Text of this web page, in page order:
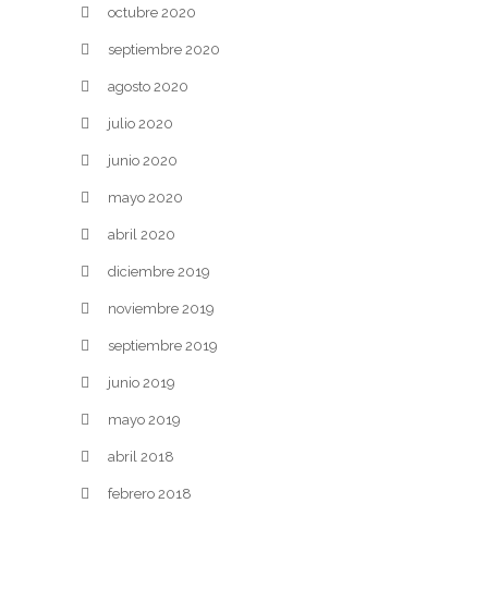
octubre 2020
septiembre 2020
agosto 2020
julio 2020
junio 2020
mayo 2020
abril 2020
diciembre 2019
noviembre 2019
septiembre 2019
junio 2019
mayo 2019
abril 2018
febrero 2018